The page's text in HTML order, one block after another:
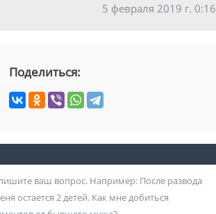
5 февраля 2019 г. 0:16
Поделиться: